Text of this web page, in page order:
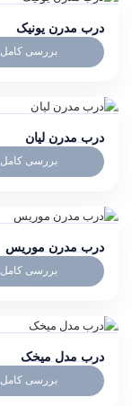
درب مدرن یونیک
بررسی کامل
درب مدرن لیان
بررسی کامل
درب مدرن موریس
بررسی کامل
درب مدل میخک
بررسی کامل